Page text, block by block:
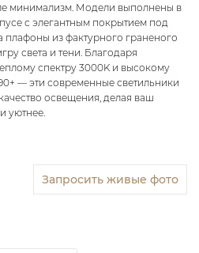
минимализм. Модели выполнены в
с элегантным покрытием под
плафоны из фактурного граненого
света и тени. Благодаря
спектру 3000K и высокому
— эти современные светильники
освещения, делая ваш
уютнее.
Запросить живые фото